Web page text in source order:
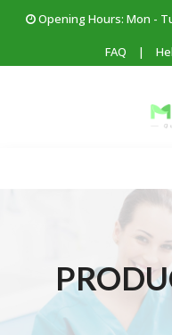
Opening Hours: Mon -
FAQ |